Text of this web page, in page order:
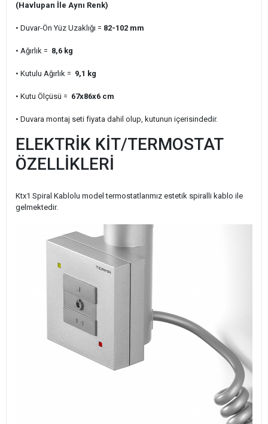
(Havlupan İle Aynı Renk)
• Duvar-Ön Yüz Uzaklığı = 82-102 mm
• Ağırlık = 8,6 kg
• Kutulu Ağırlık = 9,1 kg
• Kutu Ölçüsü = 67x86x6 cm
• Duvara montaj seti fiyata dahil olup, kutunun içerisindedir.
ELEKTRİK KİT/TERMOSTAT
ÖZELLİKLERİ
Ktx1 Spiral Kablolu model termostatlarımız estetik spiralli kablo ile
gelmektedir.